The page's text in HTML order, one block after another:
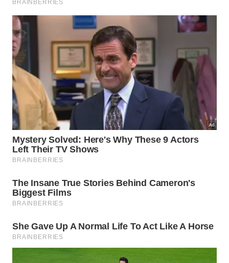
Adicionar uma breve pausa embaixo:
segundo com os cotovelos flexionados aumenta
o desafio.
Quando a flexão
inclinada estiver confortável
mesmo em superfície mais baixa, algumas pessoas
podem evoluir para flexões em banco ou no solo, se
não houver contraindicação. Mesmo assim, manter
o hábito diário de um
exercício simples para os
braços, bem executado, costuma trazer mais
benefício do que treinos esporádicos e muito
intensos.